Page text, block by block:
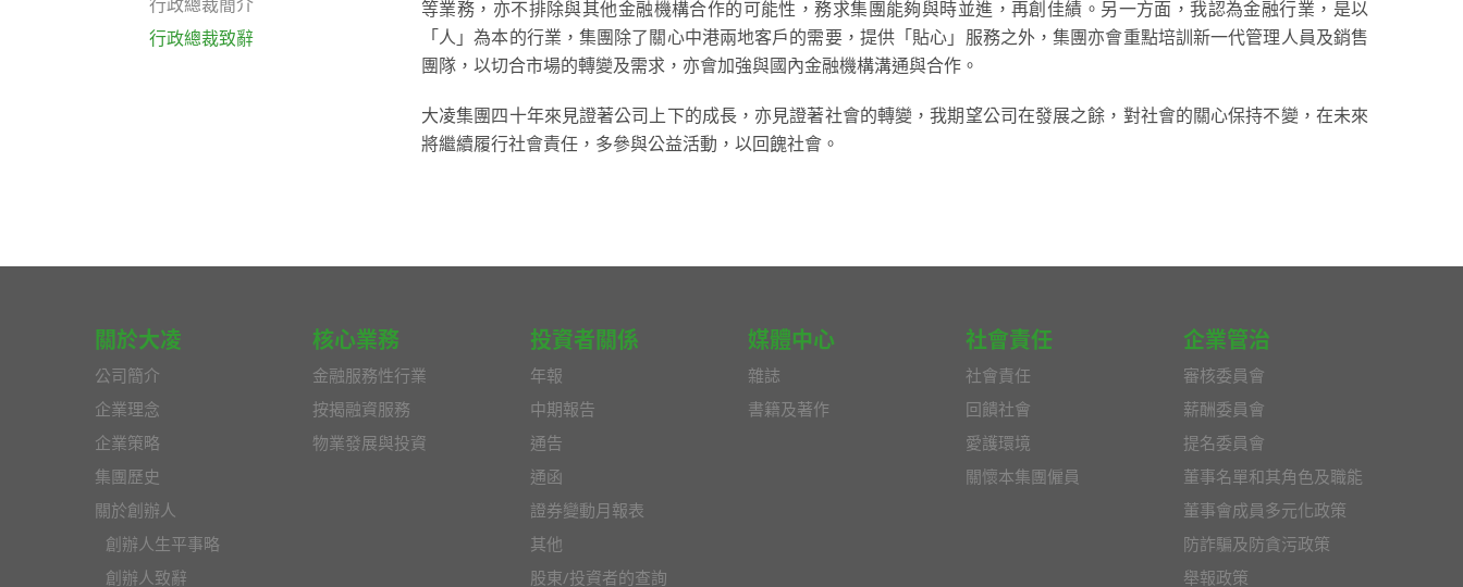
行政總裁致辭
等業務，亦不排除與其他金融機構合作的可能性，務求集團能夠與時並進，再創佳績。另一方面，我認為金融行業，是以
「人」為本的行業，集團除了關心中港兩地客戶的需要，提供「貼心」服務之外，集團亦會重點培訓新一代管理人員及銷售
團隊，以切合市場的轉變及需求，亦會加強與國內金融機構溝通與合作。
大凌集團四十年來見證著公司上下的成長，亦見證著社會的轉變，我期望公司在發展之餘，對社會的關心保持不變，在未來
將繼續履行社會責任，多參與公益活動，以回餽社會。
關於大凌
公司簡介
企業理念
企業策略
集團歷史
關於創辦人
創辦人生平事略
創辦人致辭
核心業務
金融服務性行業
按揭融資服務
物業發展與投資
投資者關係
年報
中期報告
通告
通函
證券變動月報表
其他
股東/投資者的查詢
媒體中心
雜誌
書籍及著作
社會責任
社會責任
回饋社會
愛護環境
關懷本集團僱員
企業管治
審核委員會
薪酬委員會
提名委員會
董事名單和其角色及職能
董事會成員多元化政策
防詐騙及防貪污政策
舉報政策